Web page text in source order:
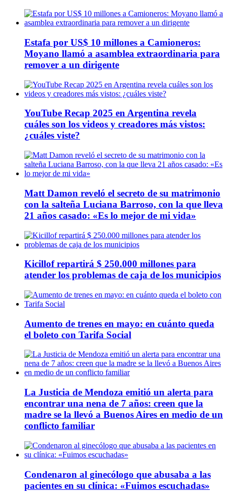
Estafa por US$ 10 millones a Camioneros:
Moyano llamó a asamblea extraordinaria para
remover a un dirigente
YouTube Recap 2025 en Argentina revela
cuáles son los videos y creadores más vistos:
¿cuáles viste?
Matt Damon reveló el secreto de su matrimonio
con la salteña Luciana Barroso, con la que lleva
21 años casado: «Es lo mejor de mi vida»
Kicillof repartirá $ 250.000 millones para
atender los problemas de caja de los municipios
Aumento de trenes en mayo: en cuánto queda
el boleto con Tarifa Social
La Justicia de Mendoza emitió un alerta para
encontrar una nena de 7 años: creen que la
madre se la llevó a Buenos Aires en medio de un
conflicto familiar
Condenaron al ginecólogo que abusaba a las
pacientes en su clínica: «Fuimos escuchadas»